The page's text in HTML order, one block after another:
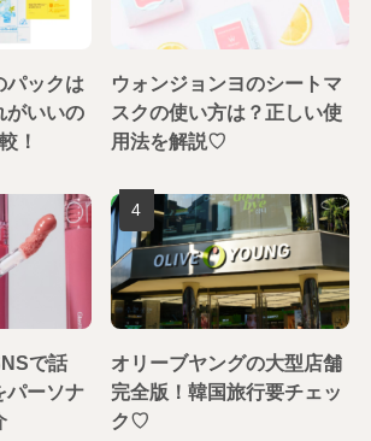
パックは
がいいの
！
ウォンジョンヨのシートマ
スクの使い方は？正しい使
用法を解説♡
で話
パーソナ
オリーブヤングの大型店舗
完全版！韓国旅行要チェッ
ク♡